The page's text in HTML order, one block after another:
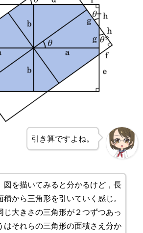
引き算ですよね。
図を描いてみると分かるけど，長
積から三角形を引いていく感じ。
じ大きさの三角形が２つずつあっ
はそれらの三角形の面積さえ分か